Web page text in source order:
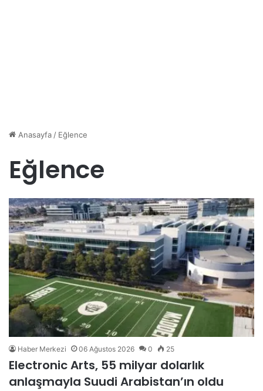
Anasayfa/ Eğlence
Eğlence
Haber Merkezi 06 Ağustos 2026 0 25
Electronic Arts, 55 milyar dolarlık
anlaşmayla Suudi Arabistan’ın oldu